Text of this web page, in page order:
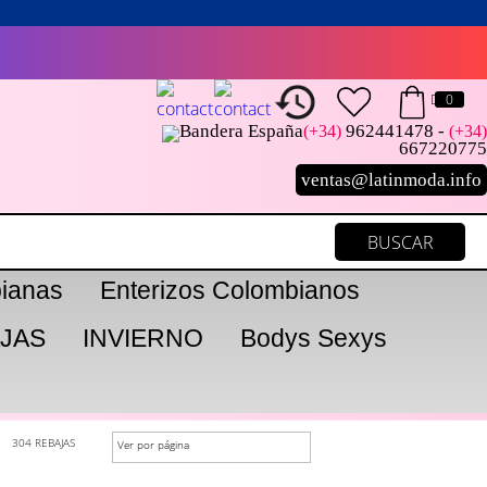
0
(+34)962441478 - (+34)
667220775
ventas@latinmoda.info
Enterizos Colombianos
INVIERNO Bodys Sexys
304 REBAJAS Ver por página